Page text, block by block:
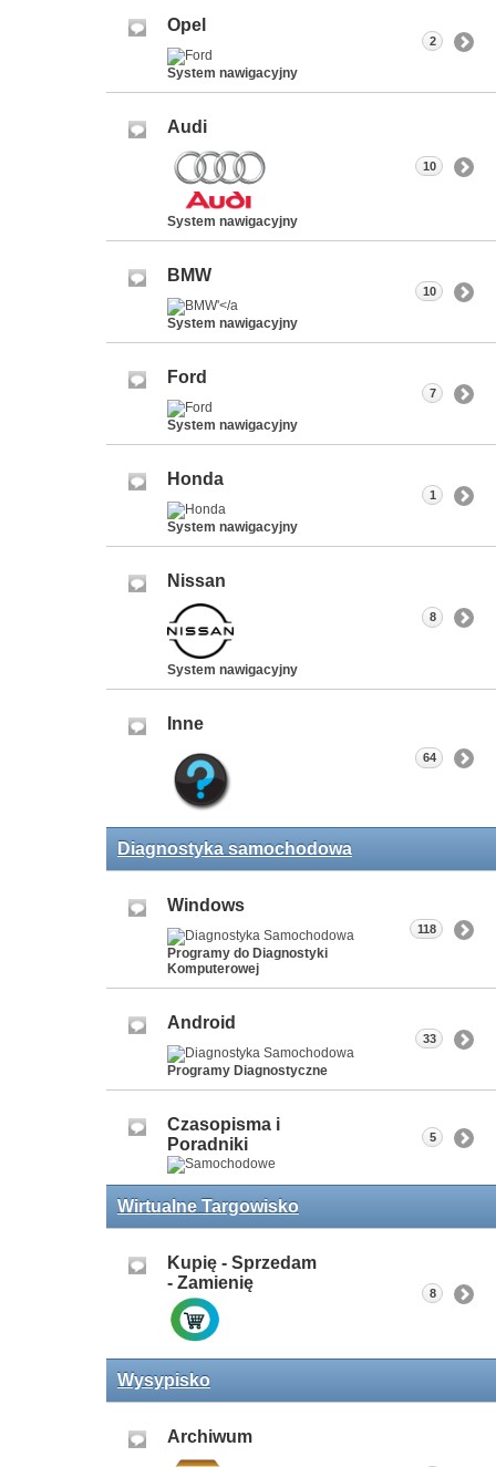
Opel
System nawigacyjny
2
Audi
System nawigacyjny
10
BMW
System nawigacyjny
10
Ford
System nawigacyjny
7
Honda
System nawigacyjny
1
Nissan
System nawigacyjny
8
Inne
64
Diagnostyka samochodowa
Windows
Programy do Diagnostyki
Komputerowej
118
Android
Programy Diagnostyczne
33
Czasopisma i
Poradniki
5
Wirtualne Targowisko
Kupię - Sprzedam
- Zamienię
8
Wysypisko
Archiwum